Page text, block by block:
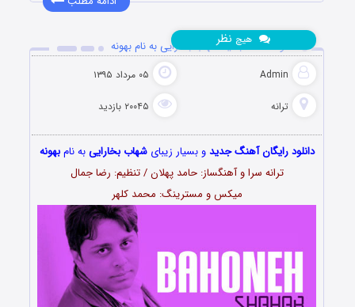
دانلود آهنگ جدید شهاب بخارایی به نام بهونه
Admin ۰۵ مرداد ۱۳۹۵
ترانه ۲۰۰۴۵ بازدید
هیچ نظر
دانلود رایگان آهنگ جدیدو بسیار زیبای شهاب بخاراییبه نامبهونه
ترانه سرا و آهنگساز: حامد پهلان / تنظیم: رضا جمال
میکس و مسترینگ: محمد کلهر